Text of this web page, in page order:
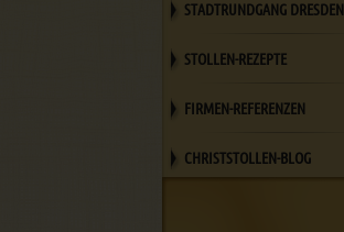
STADTRUNDGANG DRESDEN
STOLLEN-REZEPTE
FIRMEN-REFERENZEN
CHRISTSTOLLEN-BLOG